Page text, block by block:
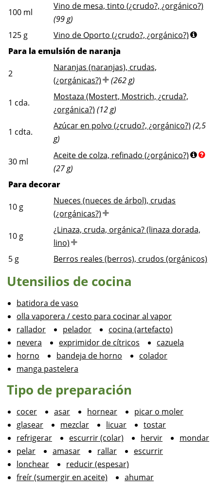
100 ml
Vino de mesa, tinto (¿crudo?, ¿orgánico?)
(99 g)
125 g
Vino de Oporto (¿crudo?, ¿orgánico?)
Para la emulsión de naranja
2
Naranjas (naranjas), crudas,
(¿orgánicas?)
(262 g)
1 cda.
Mostaza (Mostert, Mostrich, ¿cruda?,
¿orgánica?) (12 g)
1 cdta.
Azúcar en polvo (¿crudo?, ¿orgánico?) (2,5
g)
30 ml
Aceite de colza, refinado (¿orgánico?)
(27 g)
Para decorar
10 g
Nueces (nueces de árbol), crudas
(¿orgánicas?)
10 g
¿Linaza, cruda, orgánica? (linaza dorada,
lino)
5 g Berros reales (berros), crudos (orgánicos)
Utensilios de cocina
batidora de vaso
olla vaporera / cesto para cocinar al vapor
rallador
pelador
cocina (artefacto)
nevera
exprimidor de cítricos
cazuela
horno
bandeja de horno
colador
manga pastelera
Tipo de preparación
cocer asar hornear
picar o moler
glasear
mezclar licuar
tostar
refrigerar
escurrir (colar) hervir
mondar
pelar
amasar rallar
escurrir
lonchear
reducir (espesar)
freír (sumergir en aceite)
ahumar